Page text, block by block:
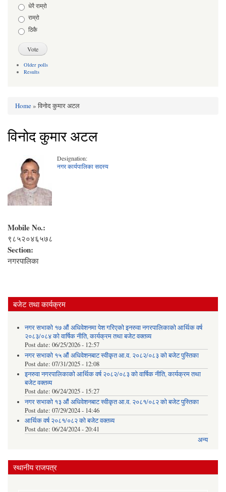
Choicesधेरै राम्रो
राम्रो
ठिकै
Older polls
Results
You are here
Home» विनोद कुमार अटल
विनोद कुमार अटल
Designation:
नगर कार्यपालिका सदस्य
Mobile No.:
९८५२०४६५७८
Section:
नगरपालिका
बजेट तथा कार्यक्रम
नगर सभाको १७ औं अधिवेशनमा पेश गरिएको इनरुवा नगरपालिकाको आर्थिक वर्ष
२०८३/०८४ को वार्षिक नीति, कार्यक्रम तथा बजेट वक्तव्य
Post date: 06/25/2026 - 12:57
नगर सभाको १५ औं अधिवेशनबाट स्वीकृत आ.व. २०८२/०८३ को बजेट पुस्तिका
Post date: 07/31/2025 - 12:08
इनरुवा नगरपालिकाको आर्थिक वर्ष २०८२/०८३ को वार्षिक नीति, कार्यक्रम तथा
बजेट वक्तव्य
Post date: 06/24/2025 - 15:27
नगर सभाको १३ औं अधिवेशनबाट स्वीकृत आ.व. २०८१/०८२ को बजेट पुस्तिका
Post date: 07/29/2024 - 14:46
आर्थिक वर्ष २०८१/०८२ को बजेट वक्तव्य
Post date: 06/24/2024 - 20:41
अन्य
स्थानीय राजपत्र